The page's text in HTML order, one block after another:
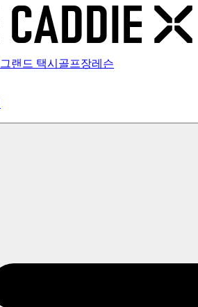
그랜드 택시 골프장레슨